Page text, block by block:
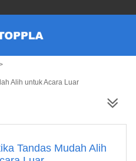
Alih untuk Acara Luar
Tandas Mudah Alih